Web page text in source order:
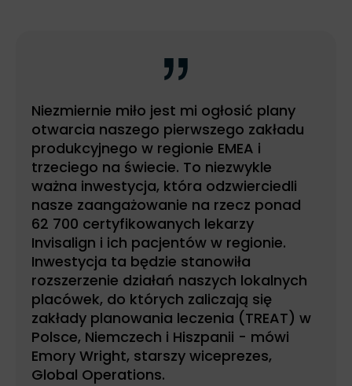
Niezmiernie miło jest mi ogłosić plany
otwarcia naszego pierwszego zakładu
produkcyjnego w regionie EMEA i
trzeciego na świecie. To niezwykle
ważna inwestycja, która odzwierciedli
nasze zaangażowanie na rzecz ponad
62 700 certyfikowanych lekarzy
Invisalign i ich pacjentów w regionie.
Inwestycja ta będzie stanowiła
rozszerzenie działań naszych lokalnych
placówek, do których zaliczają się
zakłady planowania leczenia (TREAT) w
Polsce, Niemczech i Hiszpanii - mówi
Emory Wright, starszy wiceprezes,
Global Operations.